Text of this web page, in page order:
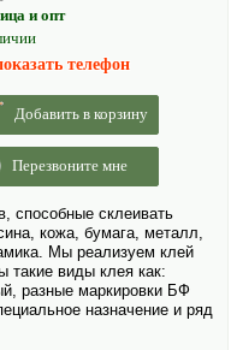
и опт
телефон
Добавить в корзину
Перезвоните мне
способные склеивать
кожа, бумага, металл,
Мы реализуем клей
такие виды клея как:
разные маркировки БФ
назначение и ряд